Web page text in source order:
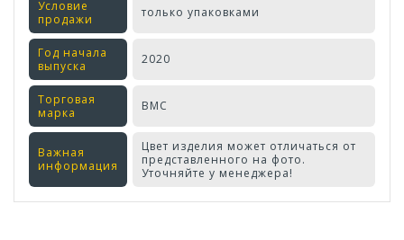
Условие
продажи
только упаковками
Год начала
выпуска
2020
Торговая
марка
ВМС
Важная
информация
Цвет изделия может отличаться от
представленного на фото.
Уточняйте у менеджера!